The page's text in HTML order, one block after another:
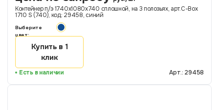
Контейнер п/э 1740х1080х740 сплошной, на 3 полозьях, арт.C-Box
1710 S (740), код: 29458, синий
Выберите
цвет:
Купить в 1
клик
Есть в наличии Арт.: 29458